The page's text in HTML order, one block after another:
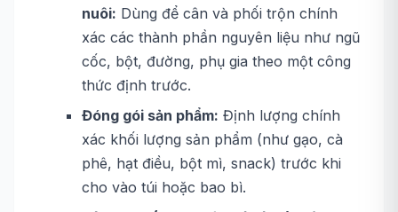
nuôi: Dùng để cân và phối trộn chính
xác các thành phần nguyên liệu như ngũ
cốc, bột, đường, phụ gia theo một công
thức định trước.
Đóng gói sản phẩm: Định lượng chính
xác khối lượng sản phẩm (như gạo, cà
phê, hạt điều, bột mì, snack) trước khi
cho vào túi hoặc bao bì.